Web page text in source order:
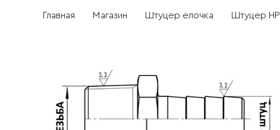
Главная Магазин Штуцер елочка Штуцер НР